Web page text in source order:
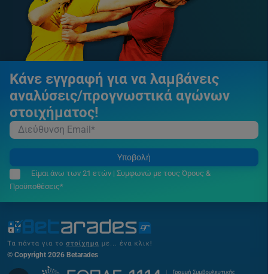
Κάνε εγγραφή για να λαμβάνεις
αναλύσεις/προγνωστικά αγώνων
στοιχήματος!
Υποβολή
Είμαι άνω των 21 ετών | Συμφωνώ με τους Όρους &
Προϋποθέσεις*
© Copyright 2026 Betarades